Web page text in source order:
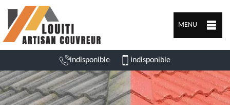
MENU
indisponible indisponible